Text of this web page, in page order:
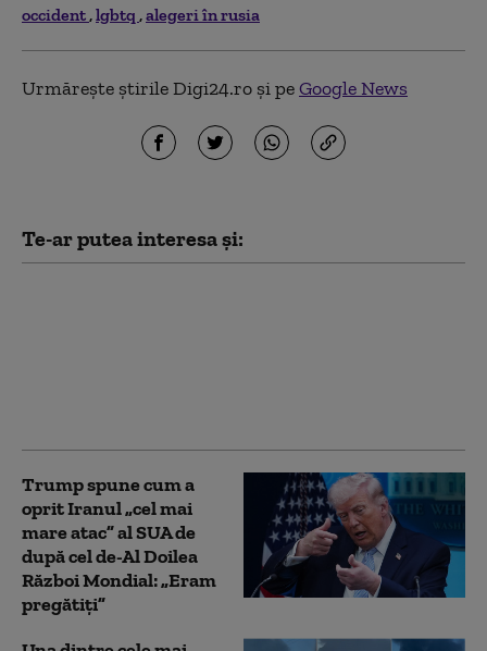
occident lgbtq alegeri în rusia
Urmărește știrile Digi24.ro și peGoogle News
Te-ar putea interesa și:
Trump spune cum a
oprit Iranul „cel mai
mare atac” al SUA de
după cel de-Al Doilea
Război Mondial: „Eram
pregătiți”